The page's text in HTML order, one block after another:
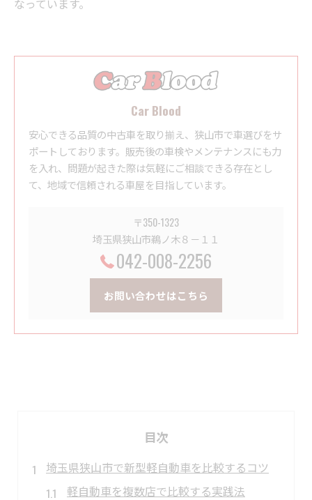
なっています。
Car Blood
安心できる品質の中古車を取り揃え、狭山市で車選びをサ
ポートしております。販売後の車検やメンテナンスにも力
を入れ、問題が起きた際は気軽にご相談できる存在とし
て、地域で信頼される車屋を目指しています。
〒350-1323
埼玉県狭山市鵜ノ木８－１１
042-008-2256
お問い合わせはこちら
目次
埼玉県狭山市で新型軽自動車を比較するコツ
軽自動車を複数店で比較する実践法